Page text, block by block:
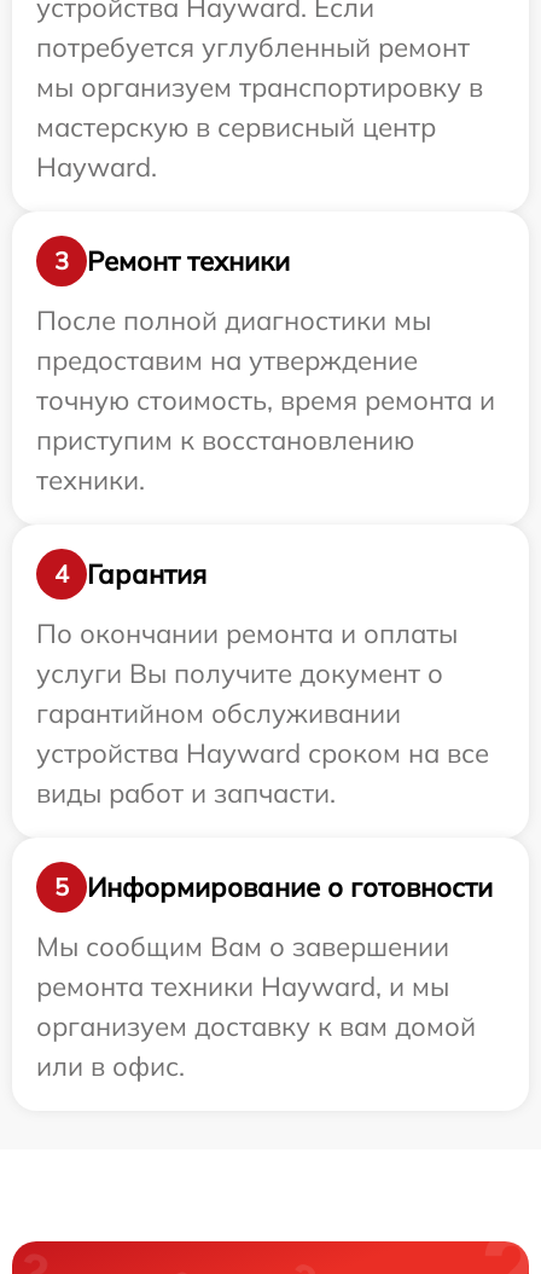
устройства Hayward. Если
потребуется углубленный ремонт
мы организуем транспортировку в
мастерскую в сервисный центр
Hayward.
3
Ремонт техники
После полной диагностики мы
предоставим на утверждение
точную стоимость, время ремонта и
приступим к восстановлению
техники.
4
Гарантия
По окончании ремонта и оплаты
услуги Вы получите документ о
гарантийном обслуживании
устройства Hayward сроком на все
виды работ и запчасти.
5
Информирование о готовности
Мы сообщим Вам о завершении
ремонта техники Hayward, и мы
организуем доставку к вам домой
или в офис.